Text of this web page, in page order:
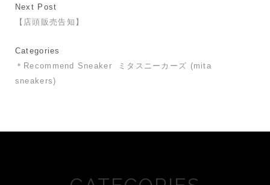
Next Post
【店頭販売告知】
Categories
＊Recommend Sneaker
ミタスニーカーズ (mita
sneakers)